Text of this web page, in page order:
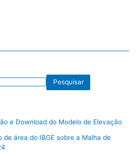
Pesquisar
e Download do Modelo de Elevação
área do IBGE sobre a Malha de